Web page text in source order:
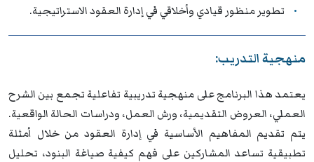
تطوير منظور قيادي وأخلاقي في إدارة العقود الاستراتيجية.
منهجية التدريب:
يعتمد هذا البرنامج على منهجية تدريبية تفاعلية تجمع بين الشرح
العملي، العروض التقديمية، ورش العمل، ودراسات الحالة الواقعية.
يتم تقديم المفاهيم الأساسية في إدارة العقود من خلال أمثلة
تطبيقية تساعد المشاركين على فهم كيفية صياغة البنود، تحليل